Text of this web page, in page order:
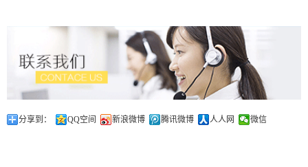
分享到： QQ空间 新浪微博 腾讯微博 人人网 微信